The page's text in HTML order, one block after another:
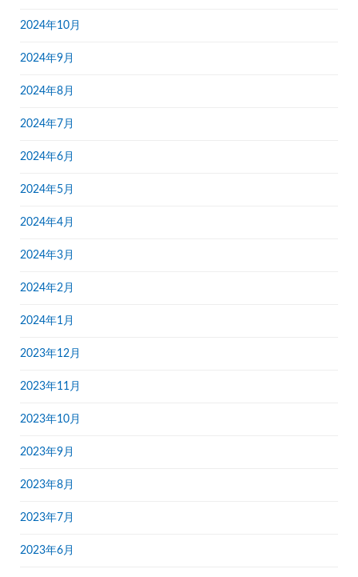
2024年10月
2024年9月
2024年8月
2024年7月
2024年6月
2024年5月
2024年4月
2024年3月
2024年2月
2024年1月
2023年12月
2023年11月
2023年10月
2023年9月
2023年8月
2023年7月
2023年6月